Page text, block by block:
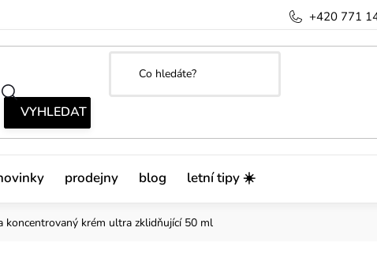
+420 771
prodejny blog letní tipy ☀️
koncentrovaný krém ultra zklidňující 50 ml